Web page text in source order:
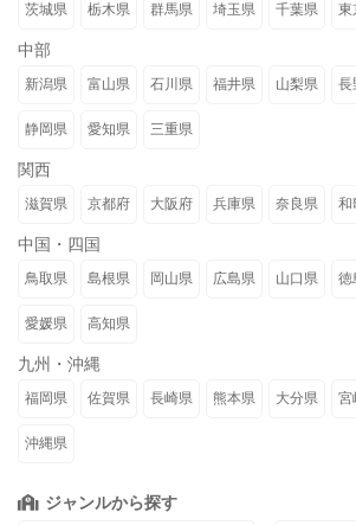
茨城県 栃木県 群馬県 埼玉県 千葉県 東
中部
新潟県 富山県 石川県 福井県 山梨県 長
静岡県 愛知県 三重県
関西
滋賀県 京都府 大阪府 兵庫県 奈良県 和
中国・四国
鳥取県 島根県 岡山県 広島県 山口県 徳
愛媛県 高知県
九州・沖縄
福岡県 佐賀県 長崎県 熊本県 大分県 宮
沖縄県
ジャンルから探す